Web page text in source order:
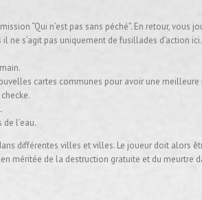
“Qui n’est pas sans péché”. En retour, vous
ne s’agit pas uniquement de fusillades d’action ici.
cartes communes pour avoir une
l’eau.
différentes villes et villes. Le joueur doit alors
méritée de la destruction gratuite et du meurtre